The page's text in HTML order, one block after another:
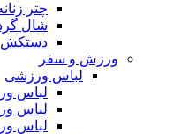
چتر
شال
دستکش
ورزش و سفر
لباس ورزشی
لباس
لباس
لباس